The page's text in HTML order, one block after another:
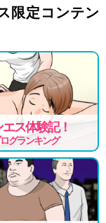
限定コンテン
ス体験記！
グランキング